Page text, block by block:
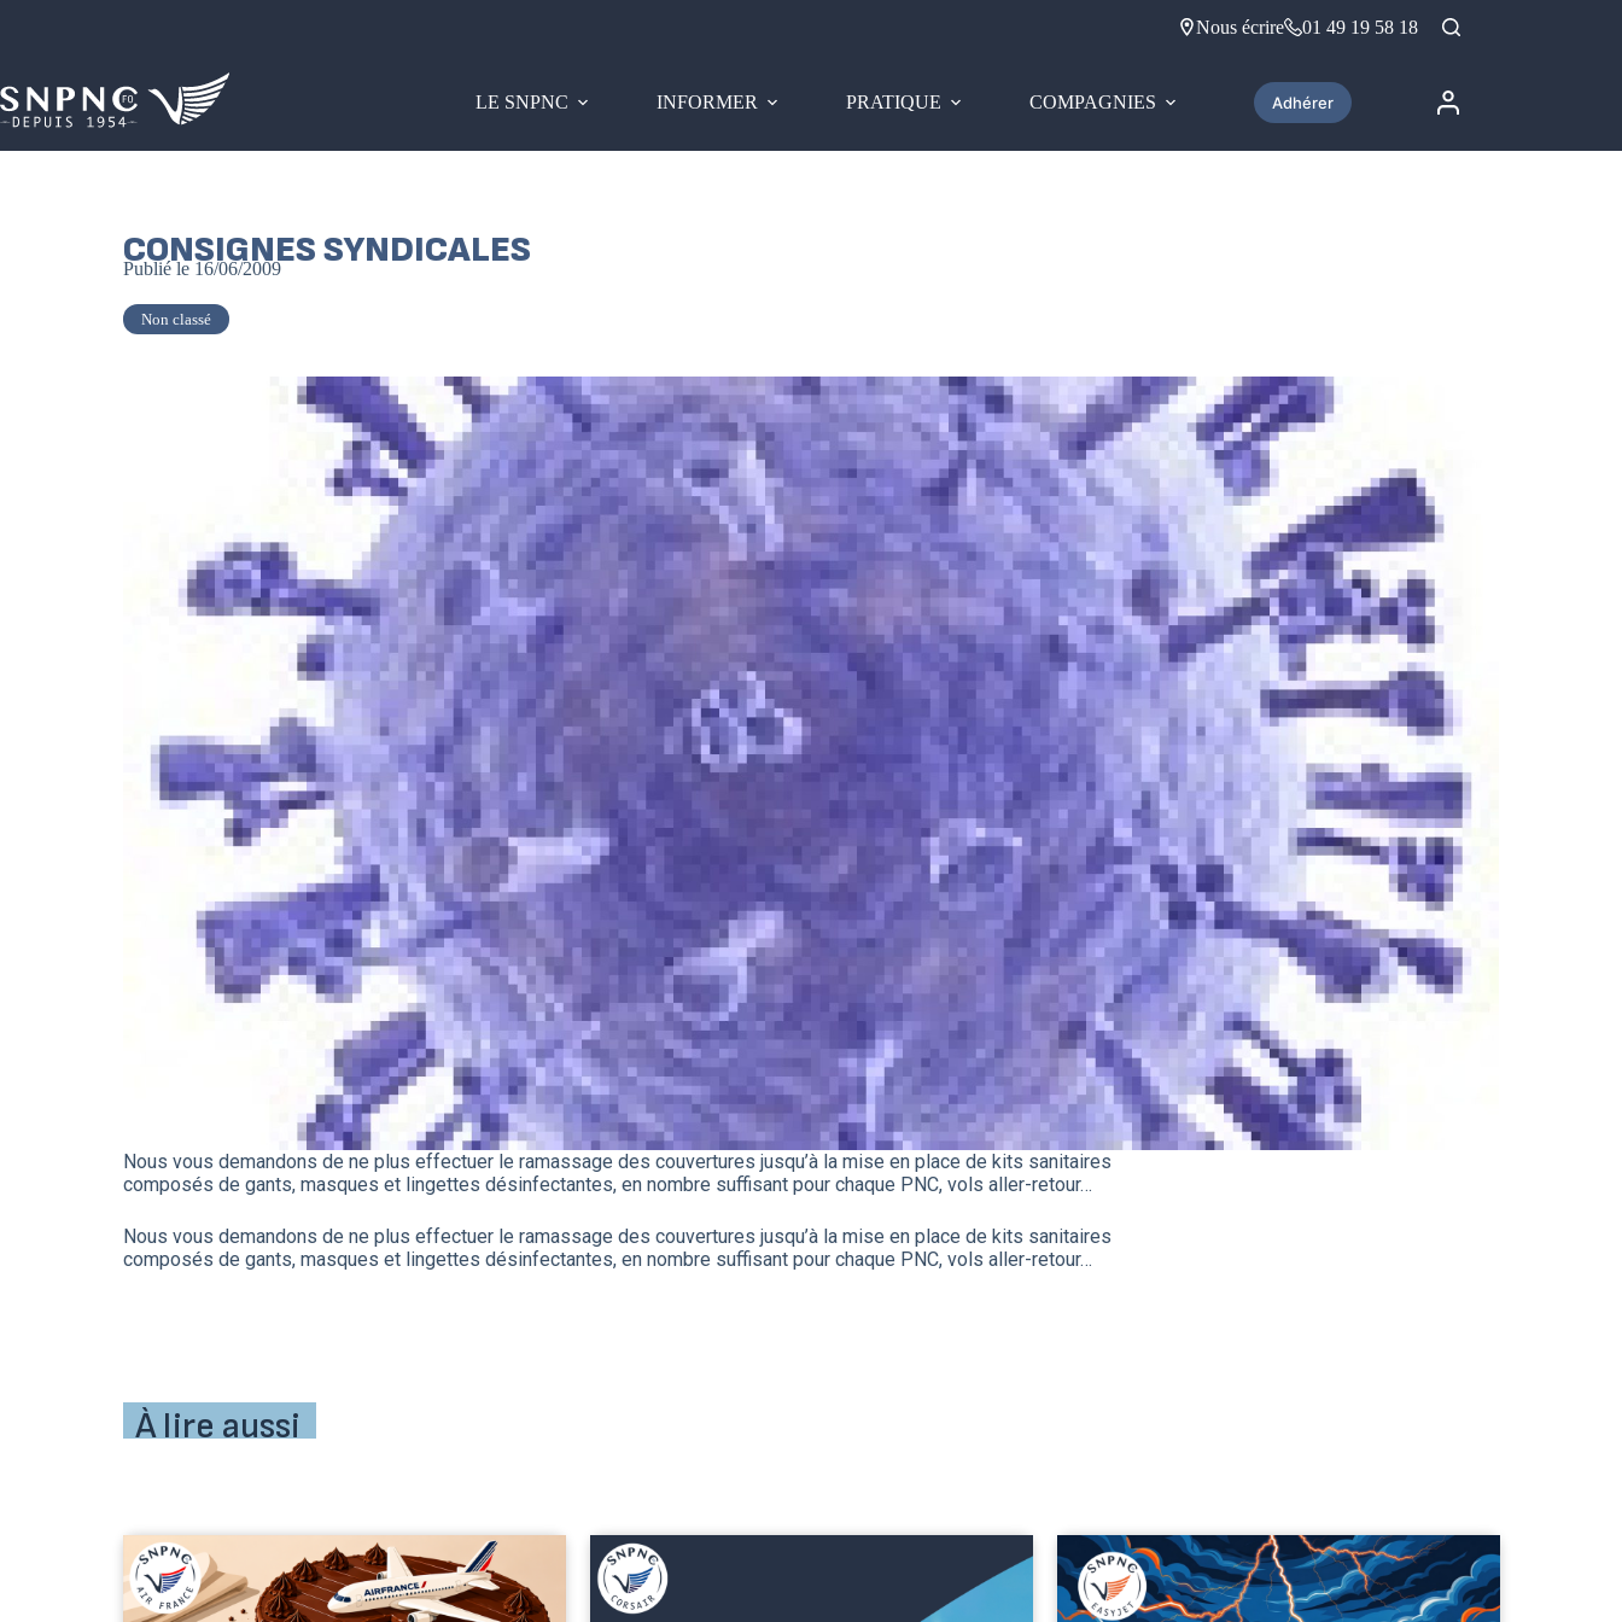
Nous écrire 01 49 19 58 18
LE SNPNC INFORMER PRATIQUE COMPAGNIES Adhérer
CONSIGNES SYNDICALES
Publié le 16/06/2009
Non classé
Nous vous demandons de ne plus effectuer le ramassage des couvertures jusqu’à la mise en place de kits sanitaires
composés de gants, masques et lingettes désinfectantes, en nombre suffisant pour chaque PNC, vols aller-retour…
Nous vous demandons de ne plus effectuer le ramassage des couvertures jusqu’à la mise en place de kits sanitaires
composés de gants, masques et lingettes désinfectantes, en nombre suffisant pour chaque PNC, vols aller-retour…
À lire aussi